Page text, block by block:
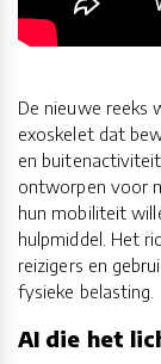
De nieuwe reeks
exoskelet dat
en
ontworpen voor
hun mobiliteit
hulpmiddel. Het
reizigers en
fysieke belasting.
AI die het